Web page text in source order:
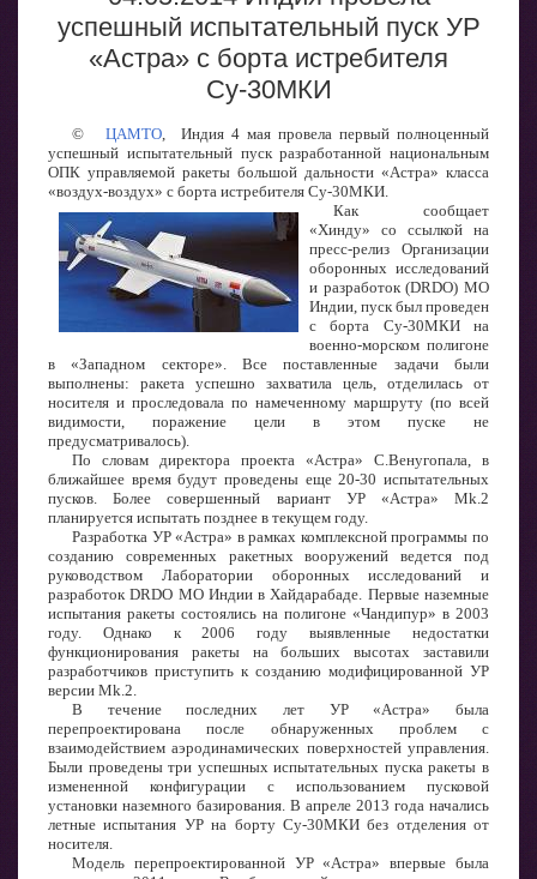
успешный испытательный пуск УР
«Астра» с борта истребителя
Су-30МКИ
© ЦАМТО , Индия 4 мая провела первый полноценный
успешный испытательный пуск разработанной национальным
ОПК управляемой ракеты большой дальности «Астра» класса
«воздух-воздух» с борта истребителя Су-30МКИ.
Как сообщает
«Хинду» со ссылкой на
пресс-релиз Организации
оборонных исследований
и разработок (DRDO) МО
Индии, пуск был проведен
с борта Су-30МКИ на
военно-морском полигоне
в «Западном секторе». Все поставленные задачи были
выполнены: ракета успешно захватила цель, отделилась от
носителя и проследовала по намеченному маршруту (по всей
видимости, поражение цели в этом пуске не
предусматривалось).
По словам директора проекта «Астра» С.Венугопала, в
ближайшее время будут проведены еще 20-30 испытательных
пусков. Более совершенный вариант УР «Астра» Mk.2
планируется испытать позднее в текущем году.
Разработка УР «Астра» в рамках комплексной программы по
созданию современных ракетных вооружений ведется под
руководством Лаборатории оборонных исследований и
разработок DRDO МО Индии в Хайдарабаде. Первые наземные
испытания ракеты состоялись на полигоне «Чандипур» в 2003
году. Однако к 2006 году выявленные недостатки
функционирования ракеты на больших высотах заставили
разработчиков приступить к созданию модифицированной УР
версии Mk.2.
В течение последних лет УР «Астра» была
перепроектирована после обнаруженных проблем с
взаимодействием аэродинамических поверхностей управления.
Были проведены три успешных испытательных пуска ракеты в
измененной конфигурации с использованием пусковой
установки наземного базирования. В апреле 2013 года начались
летные испытания УР на борту Су-30МКИ без отделения от
носителя.
Модель перепроектированной УР «Астра» впервые была